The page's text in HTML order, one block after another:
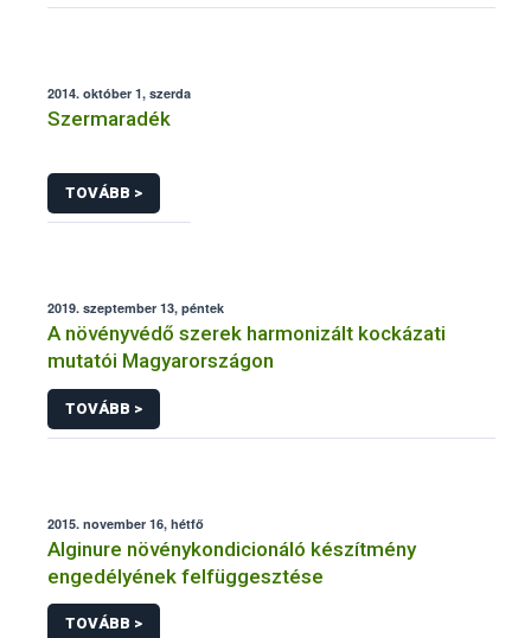
2014. október 1, szerda
Szermaradék
TOVÁBB >
2019. szeptember 13, péntek
A növényvédő szerek harmonizált kockázati
mutatói Magyarországon
TOVÁBB >
2015. november 16, hétfő
Alginure növénykondicionáló készítmény
engedélyének felfüggesztése
TOVÁBB >